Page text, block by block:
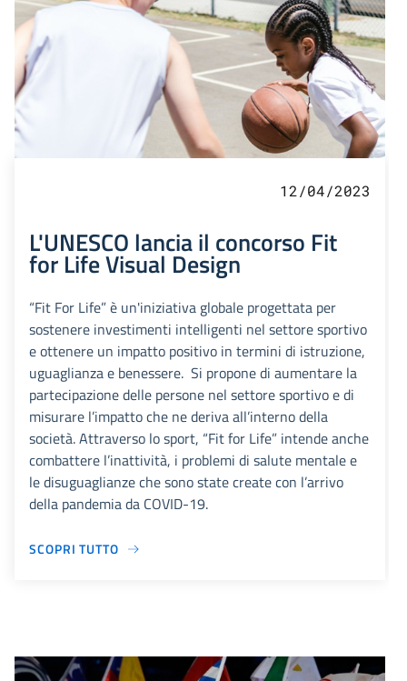
12/04/2023
L'UNESCO lancia il concorso Fit
for Life Visual Design
“Fit For Life” è un'iniziativa globale progettata per
sostenere investimenti intelligenti nel settore sportivo
e ottenere un impatto positivo in termini di istruzione,
uguaglianza e benessere. Si propone di aumentare la
partecipazione delle persone nel settore sportivo e di
misurare l’impatto che ne deriva all’interno della
società. Attraverso lo sport, “Fit for Life” intende anche
combattere l’inattività, i problemi di salute mentale e
le disuguaglianze che sono state create con l’arrivo
della pandemia da COVID-19.
SCOPRI TUTTO